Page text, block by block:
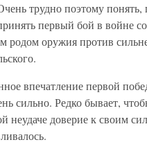
трудно поэтому
первый бой в войне
родом оружия против
впечатление первой
сильно. Редко бывает,
неудаче доверие к своим